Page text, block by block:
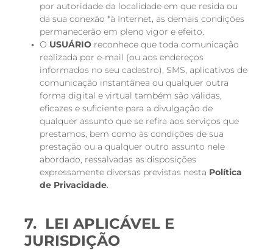
por autoridade da localidade em que resida ou
da sua conexão *à Internet, as demais condições
permanecerão em pleno vigor e efeito.
O USUÁRIO reconhece que toda comunicação
realizada por e-mail (ou aos endereços
informados no seu cadastro), SMS, aplicativos de
comunicação instantânea ou qualquer outra
forma digital e virtual também são válidas,
eficazes e suficiente para a divulgação de
qualquer assunto que se refira aos serviços que
prestamos, bem como às condições de sua
prestação ou a qualquer outro assunto nele
abordado, ressalvadas as disposições
expressamente diversas previstas nesta Política
de Privacidade.
7. LEI APLICÁVEL E
JURISDIÇÃO